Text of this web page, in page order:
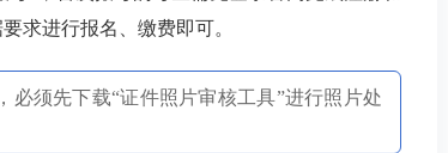
求进行报名、缴费即可。
必须先下载“证件照片审核工具”进行照片处